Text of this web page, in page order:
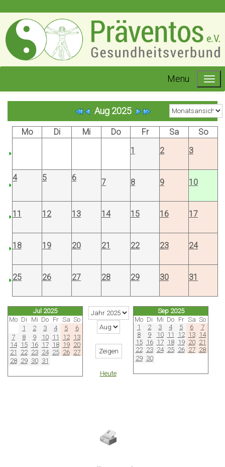
Menu
Aug 2025
Mo Di Mi Do Fr Sa
So
1
2 3
4 5 6 7 8 9 10
11 12 13 14 15 16 17
18 19 20 21 22 23 24
25 26 27 28 29 30 31
Jul 2025
Mo Di Mi Do Fr Sa So
1
2 3 4 5
6
7
8 9 10 11 12 13
14 15 16 17 18 19 20
21
22 23 24 25 26 27
28 29 30 31
Heute
Sep 2025
Mo Di Mi Do Fr Sa So
1
2 3 4 5 6
7
8
9 10 11 12 13 14
15 16 17 18 19 20 21
22 23 24 25 26 27 28
29 30